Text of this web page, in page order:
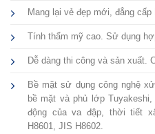
Mang lại vẻ đẹp mới, đẳng
Tính thẩm mỹ cao. Sử dụng
Dễ dàng thi công và sản xuất.
Bề mặt sử dụng công nghệ
bề mặt và phủ lớp
động của va đập, thời tiết
H8601, JIS H8602.